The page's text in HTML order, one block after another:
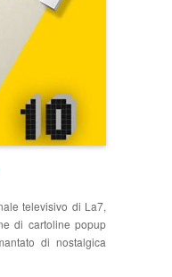
televisivo di La7,
di cartoline popup
di nostalgica